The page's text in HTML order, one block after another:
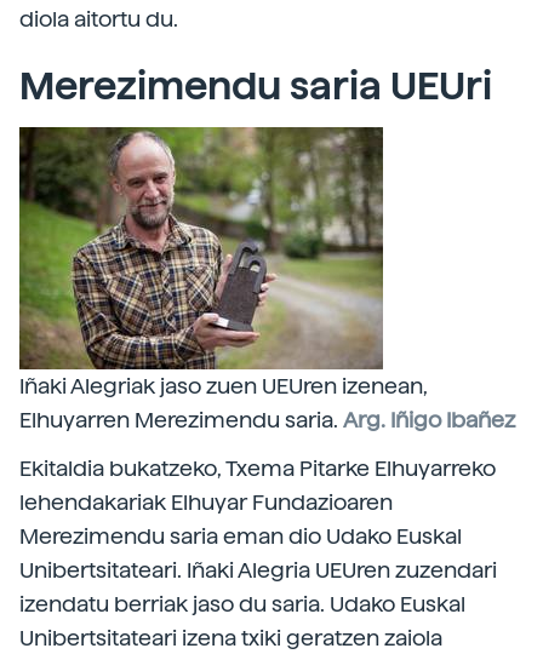
diola aitortu du.
Merezimendu saria UEUri
Iñaki Alegriak jaso zuen UEUren izenean,
Elhuyarren Merezimendu saria. Arg. Iñigo Ibañez
Ekitaldia bukatzeko, Txema Pitarke Elhuyarreko
lehendakariak Elhuyar Fundazioaren
Merezimendu saria eman dio Udako Euskal
Unibertsitateari. Iñaki Alegria UEUren zuzendari
izendatu berriak jaso du saria. Udako Euskal
Unibertsitateari izena txiki geratzen zaiola